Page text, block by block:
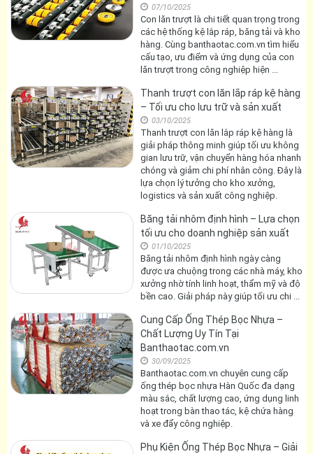
07/10/2025
Con lăn trượt là chi tiết quan trọng trong
các hệ thống kệ lắp ráp, băng tải và kho
hàng. Cùng banthaotac.com.vn tìm hiểu
cấu tạo, ưu điểm và ứng dụng của con
lăn trượt trong công nghiệp hiện ...
Thanh trượt con lăn lắp ráp kệ hàng
– Tối ưu cho lưu trữ và sản xuất
03/10/2025
Thanh trượt con lăn lắp ráp kệ hàng là
giải pháp thông minh giúp tối ưu không
gian lưu trữ, vận chuyển hàng hóa nhanh
chóng và giảm chi phí nhân công. Đây là
lựa chọn lý tưởng cho kho xưởng,
logistics và sản xuất công nghiệp.
Băng tải nhôm định hình – Lựa chọn
tối ưu cho doanh nghiệp sản xuất
01/10/2025
Băng tải nhôm định hình ngày càng
được ưa chuộng trong các nhà máy, kho
xưởng nhờ tính linh hoạt, thẩm mỹ và độ
bền cao. Giải pháp này giúp tối ưu chi ...
Cung Cấp Ống Thép Bọc Nhựa –
Chất Lượng Uy Tín Tại
Banthaotac.com.vn
30/09/2025
Banthaotac.com.vn chuyên cung cấp
ống thép bọc nhựa Hàn Quốc đa dạng
màu sắc, chất lượng cao, ứng dụng linh
hoạt trong bàn thao tác, kệ chứa hàng
và xe đẩy công nghiệp.
Phụ Kiện Ống Thép Bọc Nhựa – Giải